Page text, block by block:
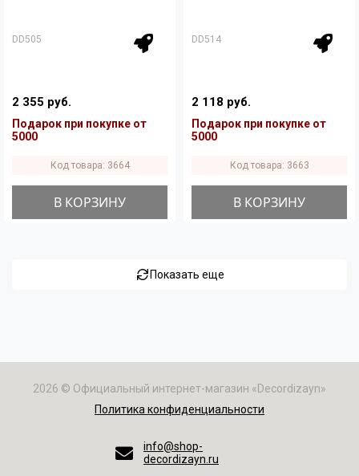
DD505
2 355 руб.
Подарок при покупке от
5000
Код товара: 3664
В КОРЗИНУ
DD514
2 118 руб.
Подарок при покупке от
5000
Код товара: 3663
В КОРЗИНУ
Показать еще
2026 © Официальный интернет-магазин «Decordizayn»
Политика конфиденциальности
info@shop-
decordizayn.ru